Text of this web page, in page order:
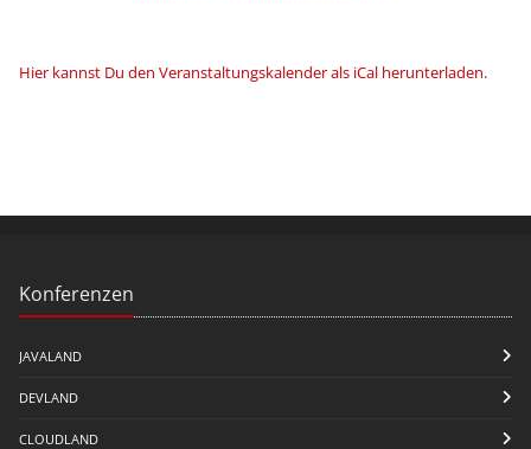
Hier kannst Du den Veranstaltungskalender als iCal herunterladen.
Konferenzen
JAVALAND
DEVLAND
CLOUDLAND